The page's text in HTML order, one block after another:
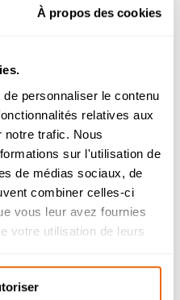
À propos des cookies
personnaliser le contenu
relatives aux
notre trafic. Nous
sur l'utilisation de
de médias sociaux, de
combiner celles-ci
vous leur avez fournies
votre utilisation de leurs
de communication.
2026
Innovation et
de l’étude des
à partir du 26
et Prépa
l’été.